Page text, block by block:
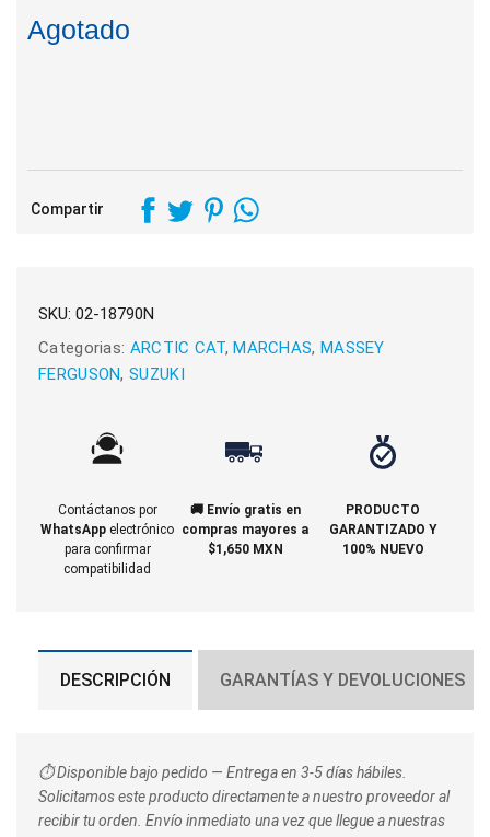
Agotado
Compartir
SKU: 02-18790N
Categorias: ARCTIC CAT, MARCHAS, MASSEY
FERGUSON, SUZUKI
Contáctanos por
WhatsApp electrónico
para confirmar
compatibilidad
🚚 Envío gratis en
compras mayores a
$1,650 MXN
PRODUCTO
GARANTIZADO Y
100% NUEVO
DESCRIPCIÓN GARANTÍAS Y DEVOLUCIONES
⏱️ Disponible bajo pedido — Entrega en 3-5 días hábiles.
Solicitamos este producto directamente a nuestro proveedor al
recibir tu orden. Envío inmediato una vez que llegue a nuestras